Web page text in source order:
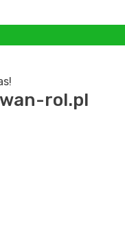
rol.pl